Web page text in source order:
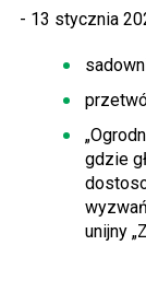
- 13 stycznia
gdzie
unijny